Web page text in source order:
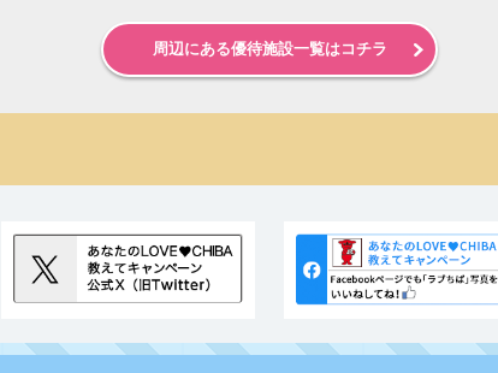
周辺にある優待施設一覧はコチラ